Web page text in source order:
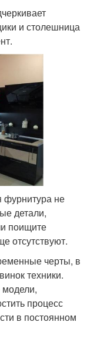
и столешница
фурнитура не
детали,
поищите
отсутствуют.
черты, в
техники.
процесс
в постоянном